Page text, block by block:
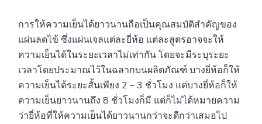
การให้ความเย็นได้ยาวนานถือเป็นคุณสมบัติสำคัญของ
แผ่นลดไข้ ซึ่งแผ่นเจลแต่ละยี่ห้อ แต่ละสูตรอาจจะให้
ความเย็นได้ในระยะเวลาไม่เท่ากัน โดยจะมีระบุระยะ
เวลาโดยประมาณไว้ในฉลากบนผลิตภัณฑ์ บางยี่ห้อก็ให้
ความเย็นได้ระยะสั้นเพียง 2 – 3 ชั่วโมง แต่บางยี่ห้อก็ให้
ความเย็นยาวนานถึง 8 ชั่วโมงก็มี แต่ก็ไม่ได้หมายความ
ว่ายี่ห้อที่ให้ความเย็นได้ยาวนานกว่าจะดีกว่าเสมอไป